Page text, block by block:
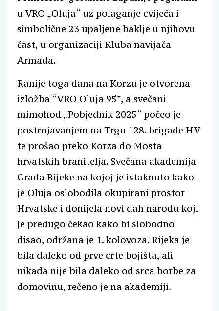
u VRO „Oluja“ uz polaganje cvijeća i
simbolične 23 upaljene baklje u njihovu
čast, u organizaciji Kluba navijača
Armada.
Ranije toga dana na Korzu je otvorena
izložba “VRO Oluja 95”, a svečani
mimohod „Pobjednik 2025“ počeo je
postrojavanjem na Trgu 128. brigade HV
te prošao preko Korza do Mosta
hrvatskih branitelja. Svečana akademija
Grada Rijeke na kojoj je istaknuto kako
je Oluja oslobodila okupirani prostor
Hrvatske i donijela novi dah narodu koji
je predugo čekao kako bi slobodno
disao, održana je 1. kolovoza. Rijeka je
bila daleko od prve crte bojišta, ali
nikada nije bila daleko od srca borbe za
domovinu, rečeno je na akademiji.